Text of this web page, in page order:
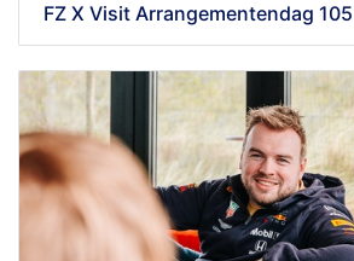
FZ X Visit Arrangementendag 105